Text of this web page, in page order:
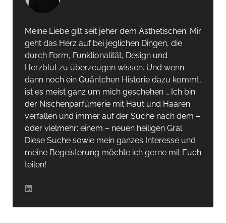
Meine Liebe gilt seit jeher dem Ästhetischen: Mir
geht das Herz auf bei jeglichen Dingen, die
durch Form, Funktionalität, Design und
Herzblut zu überzeugen wissen. Und wenn
dann noch ein Quäntchen Historie dazu kommt,
ist es meist ganz um mich geschehen … Ich bin
der Nischenparfümerie mit Haut und Haaren
verfallen und immer auf der Suche nach dem –
oder vielmehr: einem – neuen heiligen Gral.
Diese Suche sowie mein ganzes Interesse und
meine Begeisterung möchte ich gerne mit Euch
teilen!